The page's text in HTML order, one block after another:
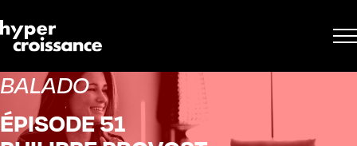
BALADO
ÉPISODE 51